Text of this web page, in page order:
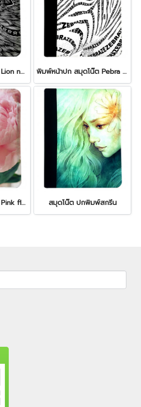
พิมพ์หน้าปก สมุดโน๊ต Lion note book พิมพ์หน้าปก สมุดโน๊ต Pebra note book
พิมพ์หน้าปก สมุดโน๊ต Pink flower note book สมุดโน๊ต ปกพิมพ์สกรีน